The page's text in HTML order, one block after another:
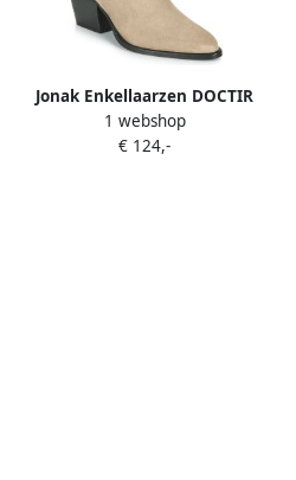
Jonak Enkellaarzen DOCTIR
1 webshop
€ 124,-